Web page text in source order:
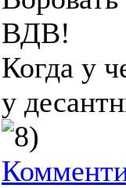
ВДВ!
Когда у
у